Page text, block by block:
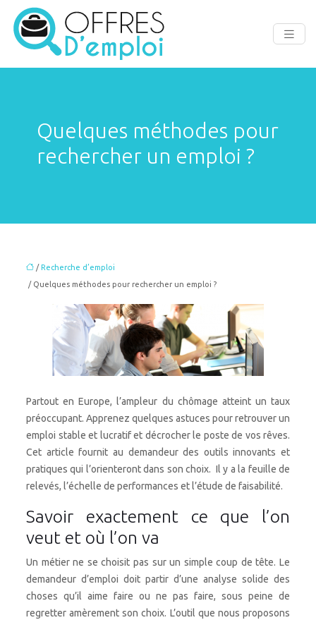
Quelques méthodes pour
rechercher un emploi ?
/Recherche d’emploi
/ Quelques méthodes pour rechercher un emploi ?
Partout en Europe, l’ampleur du chômage atteint un taux
préoccupant. Apprenez quelques astuces pour retrouver un
emploi stable et lucratif et décrocher le poste de vos rêves.
Cet article fournit au demandeur des outils innovants et
pratiques qui l’orienteront dans son choix. Il y a la feuille de
relevés, l’échelle de performances et l’étude de faisabilité.
Savoir exactement ce que l’on
veut et où l’on va
Un métier ne se choisit pas sur un simple coup de tête. Le
demandeur d’emploi doit partir d’une analyse solide des
choses qu’il aime faire ou ne pas faire, sous peine de
regretter amèrement son choix. L’outil que nous proposons